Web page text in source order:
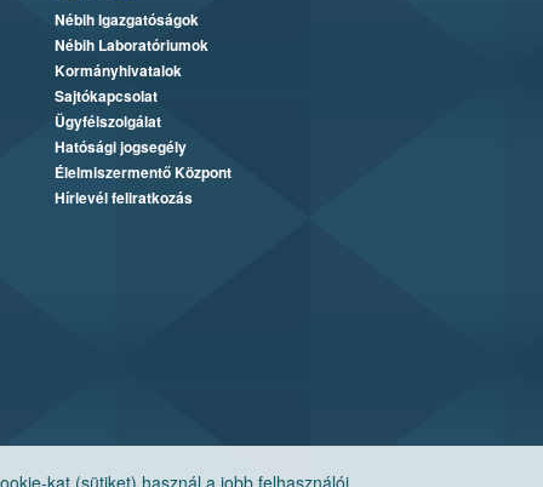
kat (sütiket) használ a jobb felhasználói
Nébih Igazgatóságok
Nébih Laboratóriumok
Kormányhivatalok
Sajtókapcsolat
Ügyfélszolgálat
Hatósági jogsegély
Élelmiszermentő Központ
Hírlevél feliratkozás